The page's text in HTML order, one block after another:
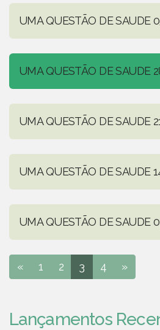
UMA QUESTÃO DE SAUDE
UMA QUESTÃO DE SAUDE
UMA QUESTÃO DE SAUDE
UMA QUESTÃO DE SAUDE
UMA QUESTÃO DE SAUDE
« 1 2 3 4 »
Lançamentos